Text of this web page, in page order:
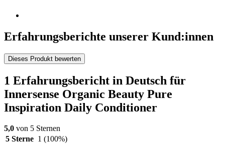
Erfahrungsberichte unserer Kund:innen
Dieses Produkt bewerten
1 Erfahrungsbericht in Deutsch für
Innersense Organic Beauty Pure
Inspiration Daily Conditioner
5,0 von 5 Sternen
5 Sterne 1 (100%)